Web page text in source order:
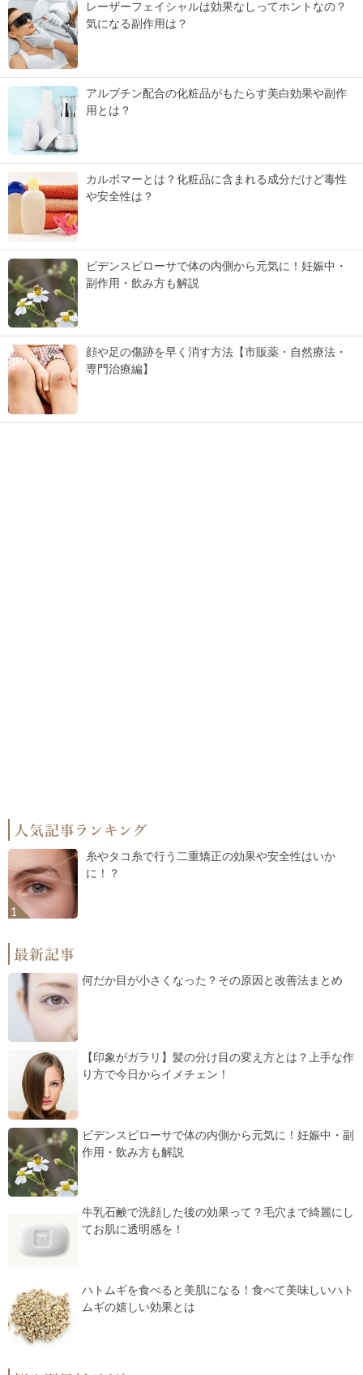
レーザーフェイシャルは効果なしってホントなの？
気になる副作用は？
アルブチン配合の化粧品がもたらす美白効果や副作
用とは？
カルボマーとは？化粧品に含まれる成分だけど毒性
や安全性は？
ビデンスピローサで体の内側から元気に！妊娠中・
副作用・飲み方も解説
顔や足の傷跡を早く消す方法【市販薬・自然療法・
専門治療編】
糸やタコ糸で行う二重矯正の効果や安全性はいか
に！？
何だか目が小さくなった？その原因と改善法まとめ
【印象がガラリ】髪の分け目の変え方とは？上手な作
り方で今日からイメチェン！
ビデンスピローサで体の内側から元気に！妊娠中・副
作用・飲み方も解説
牛乳石鹸で洗顔した後の効果って？毛穴まで綺麗にし
てお肌に透明感を！
ハトムギを食べると美肌になる！食べて美味しいハト
ムギの嬉しい効果とは